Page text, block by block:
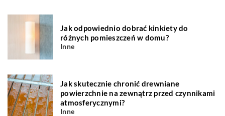
Jak odpowiednio dobrać kinkiety do
różnych pomieszczeń w domu?
Inne
Jak skutecznie chronić drewniane
powierzchnie na zewnątrz przed czynnikami
atmosferycznymi?
Inne